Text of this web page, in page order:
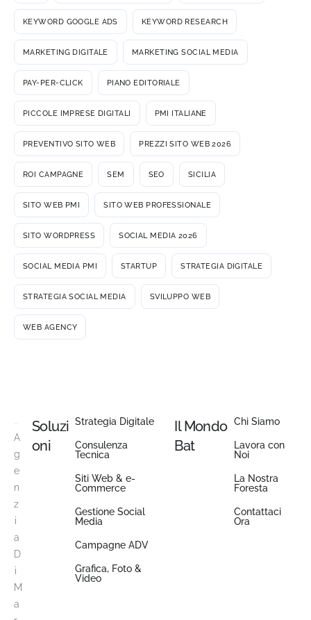
KEYWORD GOOGLE ADS KEYWORD RESEARCH
MARKETING DIGITALE MARKETING SOCIAL MEDIA
PAY-PER-CLICK PIANO EDITORIALE
PICCOLE IMPRESE DIGITALI PMI ITALIANE
PREVENTIVO SITO WEB PREZZI SITO WEB 2026
ROI CAMPAGNE SEM SEO SICILIA
SITO WEB PMI SITO WEB PROFESSIONALE
SITO WORDPRESS SOCIAL MEDIA 2026
SOCIAL MEDIA PMI STARTUP STRATEGIA DIGITALE
STRATEGIA SOCIAL MEDIA SVILUPPO WEB
WEB AGENCY
A
g
e
n
z
i
a
D
i
M
a
Soluzi
oni
Strategia Digitale
Consulenza
Tecnica
Siti Web & e-
Commerce
Gestione Social
Media
Campagne ADV
Grafica, Foto &
Video
Il Mondo
Bat
Chi Siamo
Lavora con
Noi
La Nostra
Foresta
Contattaci
Ora